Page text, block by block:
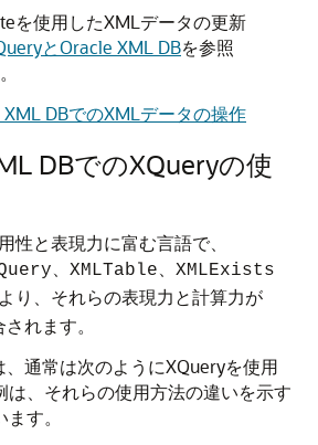
を使用したXMLデータの更新
とOracle XML DBを参照
DBでのXMLデータの操作
DBでのXQueryの使
性と表現力に富む言語で、
XMLTable XMLExists
り、それらの表現力と計算力が
れます。
通常は次のようにXQueryを使用
は、それらの使用方法の違いを示す
す。